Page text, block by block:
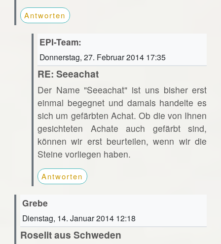
Antworten
EPI-Team:
Donnerstag, 27. Februar 2014 17:35
RE: Seeachat
Der Name "Seeachat" ist uns bisher erst
einmal begegnet und damals handelte es
sich um gefärbten Achat. Ob die von Ihnen
gesichteten Achate auch gefärbt sind,
können wir erst beurteilen, wenn wir die
Steine vorliegen haben.
Antworten
Grebe
Dienstag, 14. Januar 2014 12:18
Roselit aus Schweden